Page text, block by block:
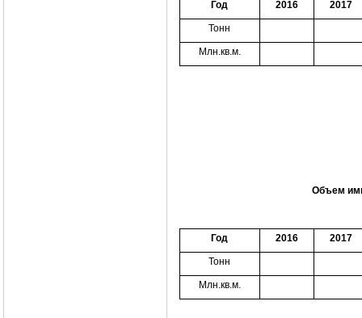
Год 2016 2017
Тонн
Млн.кв.м.
Объем
Год 2016 2017
Тонн
Млн.кв.м.